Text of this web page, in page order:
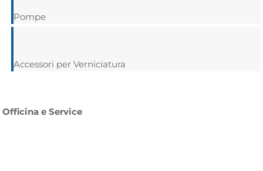
Pompe
Accessori per Verniciatura
Officina e Service